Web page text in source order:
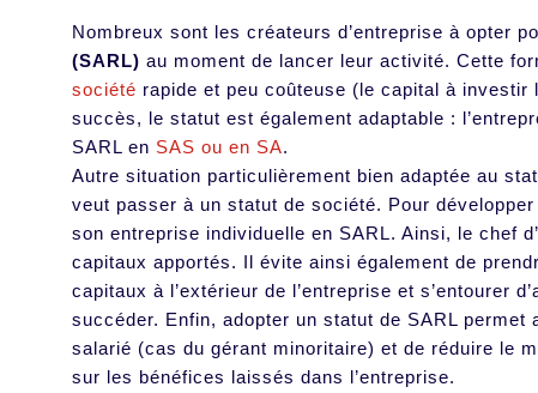
Nombreux sont les créateurs d’entreprise à opter
(SARL) au moment de lancer leur activité. Cette
société rapide et peu coûteuse (le capital à
succès, le statut est également adaptable :
SARL en SAS ou en SA.
Autre situation particulièrement bien adaptée au
veut passer à un statut de société. Pour
son entreprise individuelle en SARL. Ainsi, le chef
capitaux apportés. Il évite ainsi également de
capitaux à l’extérieur de l’entreprise et s’entourer
succéder. Enfin, adopter un statut de SARL
salarié (cas du gérant minoritaire) et de réduire le
sur les bénéfices laissés dans l’entreprise.